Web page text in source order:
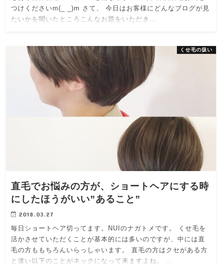
つけくださいm(_ _)m さて、 今日はお客様にどんなブログが見
たいかを聞いたところこんなお題をいただき…
くせ毛の扱い
直毛でお悩みの方が、ショートヘアにする時
にしたほうがいい”あること”
2018.03.27
毎日ショートヘア切ってます。NUIのナガトメです。 くせ毛を
活かさせていただくことが基本的には多いのですが、中には直
毛の方ももちろんいらっしゃいます。 直毛の方はクセがある方
と違い以下のことがネックになって来ますよね。 …